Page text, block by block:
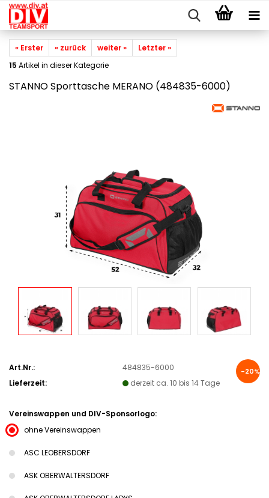
« Erster « zurück weiter »
Letzter »
15 Artikel in dieser Kategorie
STANNO Sporttasche MERANO (484835-6000)
-20%
Art.Nr.:
484835-6000
Lieferzeit:
derzeit ca. 10 bis 14 Tage
Vereinswappen und DIV-Sponsorlogo:
ohne Vereinswappen
ASC LEOBERSDORF
ASK OBERWALTERSDORF